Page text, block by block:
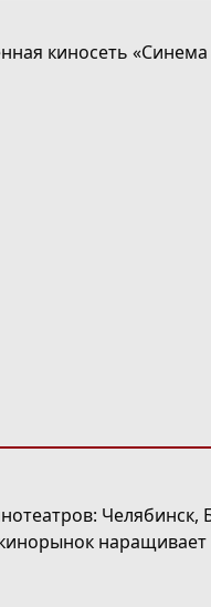
киносеть
наращивает